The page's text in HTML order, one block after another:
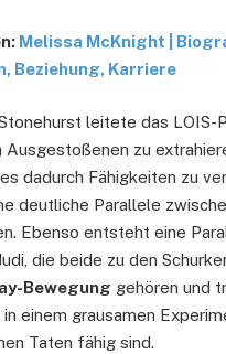
Melissa McKnight |
Beziehung, Karriere
leitete das LOIS-
Ausgestoßenen zu
dadurch Fähigkeiten zu
deutliche Parallele
Ebenso entsteht eine
die beide zu den
Bewegung gehören und
einem grausamen
Taten fähig sind.